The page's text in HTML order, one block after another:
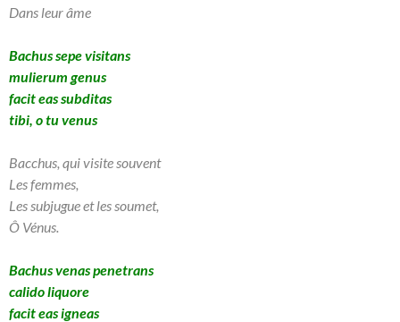
Dans leur âme
Bachus sepe visitans
mulierum genus
facit eas subditas
tibi, o tu venus
Bacchus, qui visite souvent
Les femmes,
Les subjugue et les soumet,
Ô Vénus.
Bachus venas penetrans
calido liquore
facit eas igneas